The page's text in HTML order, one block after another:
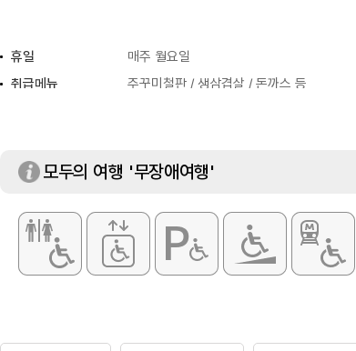
휴일
매주 월요일
취급메뉴
주꾸미철판 / 생삼겹살 / 돈까스 등
모두의 여행 '무장애여행'